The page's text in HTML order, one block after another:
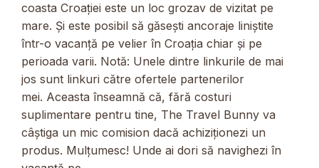
coasta Croației este un loc grozav de vizitat pe
mare. Și este posibil să găsești ancoraje liniștite
într-o vacanță pe velier în Croația chiar și pe
perioada varii. Notă: Unele dintre linkurile de mai
jos sunt linkuri către ofertele partenerilor
mei. Aceasta înseamnă că, fără costuri
suplimentare pentru tine, The Travel Bunny va
câștiga un mic comision dacă achiziționezi un
produs. Mulțumesc! Unde ai dori să navighezi în